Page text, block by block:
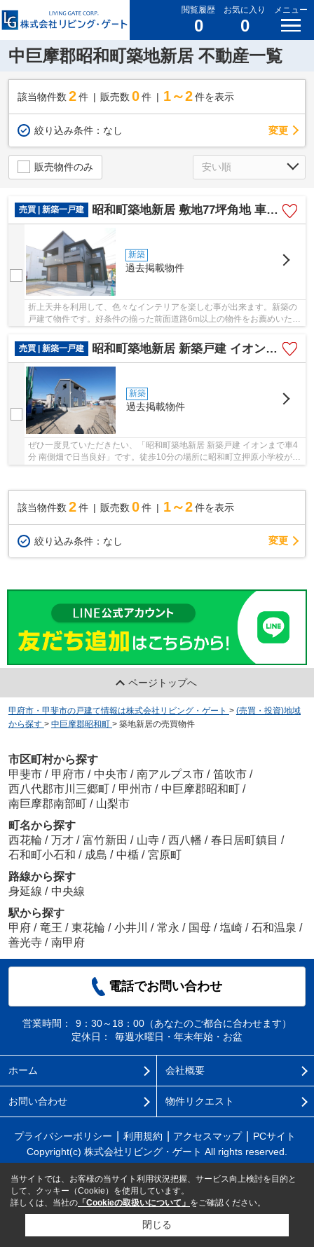
閲覧履歴
0
お気に入り
0
メニュー
中巨摩郡昭和町築地新居 不動産一覧
該当物件数 2件 販売数 0 件 1～2 件を表示
絞り込み条件： なし 変更
販売物件のみ
売買 | 新築一戸建 昭和町築地新居 敷地77坪角地 車並列3台 オール電化新築
新築
過去掲載物件
折上天井を利用して、色々なインテリアを楽しむ事が出来ます。新築の
戸建て物件です。好条件の揃った前面道路6m以上の物件をお薦めいたし
売買 | 新築一戸建
昭和町築地新居 新築戸建 イオンまで車4分 南側畑で日当良好
新築
過去掲載物件
ぜひ一度見ていただきたい、「昭和町築地新居 新築戸建 イオンまで車4
分 南側畑で日当良好」です。徒歩10分の場所に昭和町立押原小学校があ
該当物件数 2件 販売数 0 件 1～2 件を表示
絞り込み条件： なし 変更
ページトップへ
甲府市・甲斐市の戸建て情報は株式会社リビング・ゲート > (売買・投資)地域
から探す > 中巨摩郡昭和町 > 築地新居の売買物件
市区町村から探す
甲斐市 / 甲府市 / 中央市 / 南アルプス市 / 笛吹市 /
西八代郡市川三郷町 / 甲州市 / 中巨摩郡昭和町 /
南巨摩郡南部町 / 山梨市
町名から探す
西花輪 / 万才 / 富竹新田 / 山寺 / 西八幡 / 春日居町鎮目 /
石和町小石和 / 成島 / 中楯 / 宮原町
路線から探す
身延線 / 中央線
駅から探す
甲府 / 竜王 / 東花輪 / 小井川 / 常永 / 国母 / 塩崎 / 石和温泉 /
善光寺 / 南甲府
電話でお問い合わせ
営業時間：
9：30～18：00（あなたのご都合に合わせます）
定休日：
毎週水曜日・年末年始・お盆
ホーム 会社概要
お問い合わせ 物件リクエスト
プライバシーポリシー 利用規約 アクセスマップ
PCサイト
Copyright(c) 株式会社リビング・ゲート All rights reserved.
当サイトでは、お客様の当サイト利用状況把握、サービス向上検討を目的と
して、クッキー（Cookie）を使用しています。
詳しくは、当社の 「Cookieの取扱いについて」 をご確認ください。
閉じる